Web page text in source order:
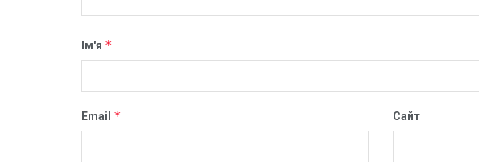
Ім'я *
Email * Сайт